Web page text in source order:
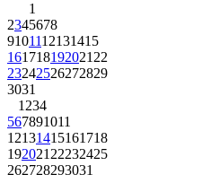
1
2345678
9101112131415
161718192021 22
23242526272829
3031
1 234
567891011
12131415161718
192021 22232425
262728293031